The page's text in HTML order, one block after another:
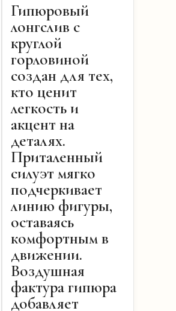
Гипюровый
лонгслив с
круглой
горловиной
создан для тех,
кто ценит
легкость и
акцент на
деталях.
Приталенный
силуэт мягко
подчеркивает
линию фигуры,
оставаясь
комфортным в
движении.
Воздушная
фактура гипюра
добавляет